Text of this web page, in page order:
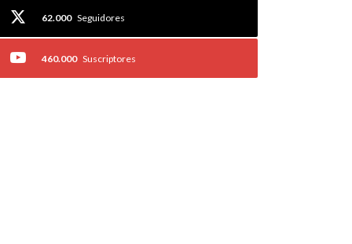
62.000 Seguidores
460.000 Suscriptores